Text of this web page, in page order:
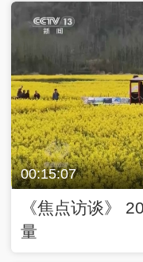
00:15:07
《焦点访谈》
量